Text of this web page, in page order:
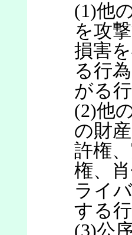
(1)他
を攻
損害
る行
がる
(2)他
の財
許権
権、
ライ
する
(3)公